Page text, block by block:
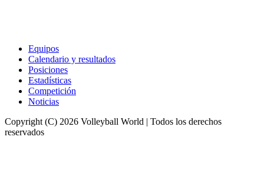
Equipos
Calendario y resultados
Posiciones
Estadísticas
Competición
Noticias
Copyright (C) 2026 Volleyball World | Todos los derechos
reservados